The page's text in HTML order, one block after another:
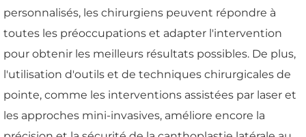
personnalisés, les chirurgiens peuvent répondre à
toutes les préoccupations et adapter l'intervention
pour obtenir les meilleurs résultats possibles. De plus,
l'utilisation d'outils et de techniques chirurgicales de
pointe, comme les interventions assistées par laser et
les approches mini-invasives, améliore encore la